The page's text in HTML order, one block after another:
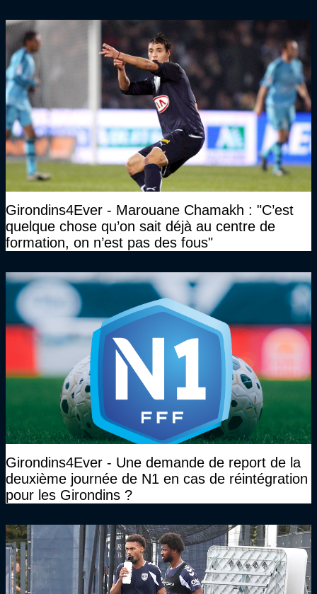
Girondins4Ever - Marouane Chamakh : "C’est
quelque chose qu’on sait déjà au centre de
formation, on n’est pas des fous"
Girondins4Ever - Une demande de report de la
deuxième journée de N1 en cas de réintégration
pour les Girondins ?